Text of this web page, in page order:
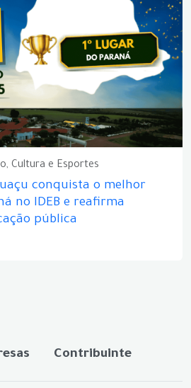
Cultura e Esportes
conquista o melhor
no IDEB e reafirma
pública
Contribuinte